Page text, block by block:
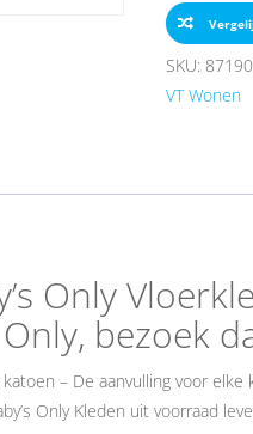
SKU:
VT Wonen
Only
bezoek
– De aanvulling voor elke
Only Kleden uit voorraad